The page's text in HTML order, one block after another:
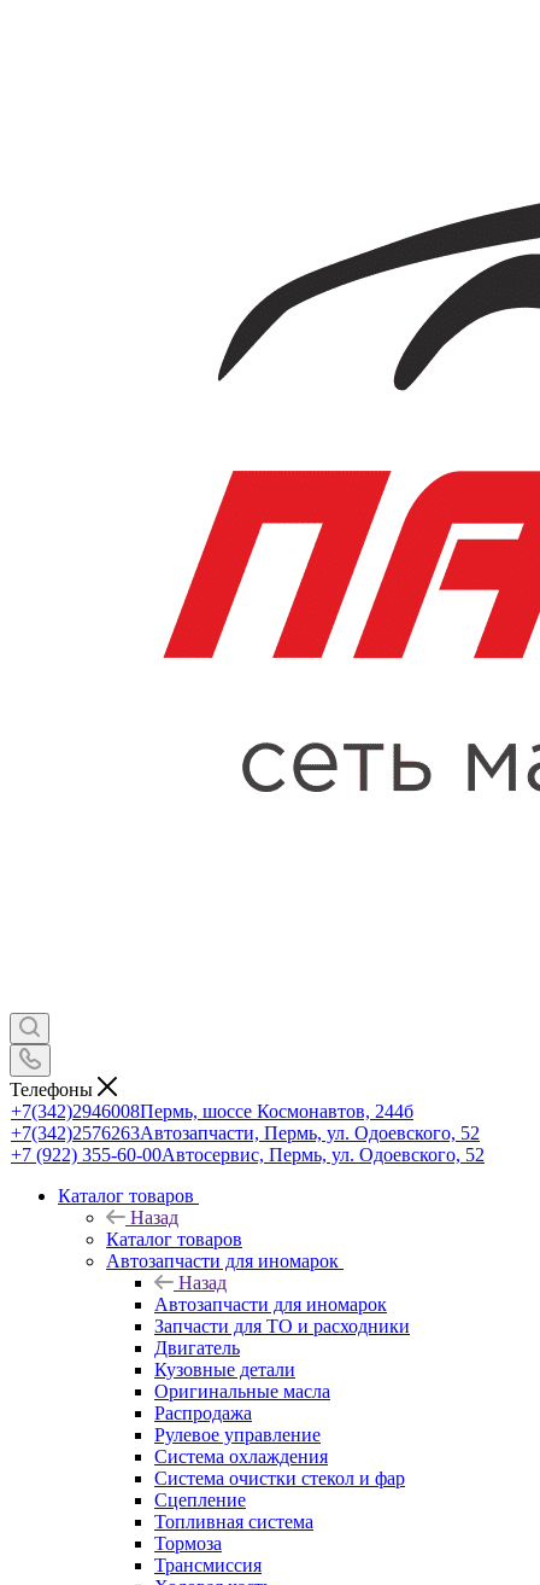
Телефоны
+7(342)2946008Пермь, шоссе Космонавтов, 244б
+7(342)2576263Автозапчасти, Пермь, ул. Одоевского, 52
+7 (922) 355-60-00Автосервис, Пермь, ул. Одоевского, 52
Каталог товаров
Назад
Каталог товаров
Автозапчасти для иномарок
Назад
Автозапчасти для иномарок
Запчасти для ТО и расходники
Двигатель
Кузовные детали
Оригинальные масла
Распродажа
Рулевое управление
Система охлаждения
Система очистки стекол и фар
Сцепление
Топливная система
Тормоза
Трансмиссия